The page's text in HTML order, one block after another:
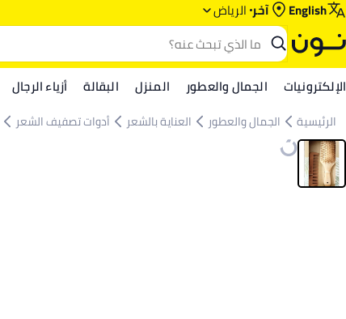
English آخر الرياض‎‎
الإلكترونيات الجمال والعطور المنزل البقالة أزياء الرجال
الرئيسية الجمال والعطور العناية بالشعر أدوات تصفيف الشعر